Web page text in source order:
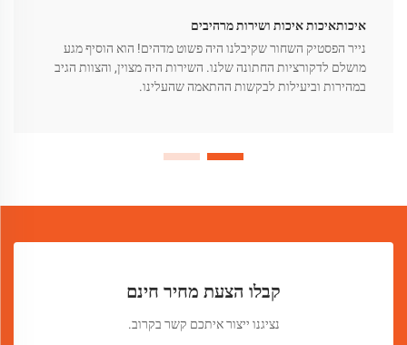
איכותאיכות איכות ושירות מרהיבים
נייר הפסטיק השחור שקיבלנו היה פשוט מדהים! הוא הוסיף מגע
מושלם לדקורציות החתונה שלנו. השירות היה מצוין, והצוות הגיב
במהירות וביעילות לבקשות ההתאמה שהעלינו.
קבלו הצעת מחיר חינם
נציגנו ייצור איתכם קשר בקרוב.